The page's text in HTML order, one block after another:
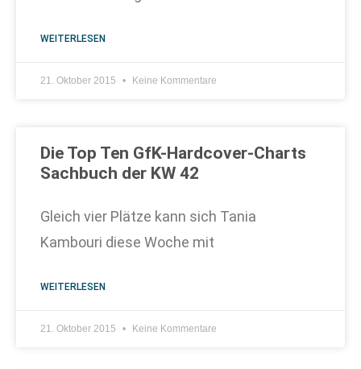
WEITERLESEN
21. Oktober 2015 Keine Kommentare
Die Top Ten GfK-Hardcover-Charts
Sachbuch der KW 42
Gleich vier Plätze kann sich Tania
Kambouri diese Woche mit
WEITERLESEN
21. Oktober 2015 Keine Kommentare